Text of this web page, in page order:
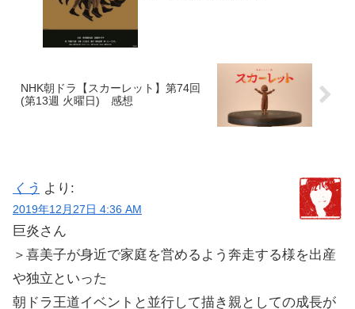
NHK朝ドラ【スカーレット】第74回
(第13週 火曜日) 感想
くう より:
2019年12月27日 4:36 AM
巨炎さん
＞喜美子が身近で家庭を営めるよう奔走する様を出産
や独立といった
朝ドラ王道イベントと並行して描き親としての成長が